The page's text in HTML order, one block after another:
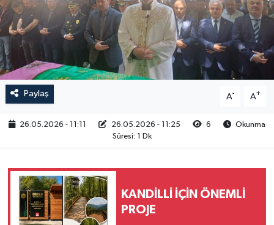
Paylaş A- A+
26.05.2026 - 11:11 26.05.2026 - 11:25 6
Okunma
Süresi: 1 Dk
KANDİLLİ İÇİN ÖNEMLİ
PROJE
RESMİ İLAN